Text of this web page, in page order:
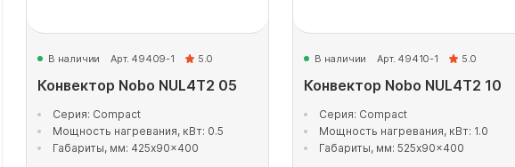
В наличии Арт. 49409-1 5.0
Конвектор Nobo NUL4T2 05
Серия: Compact
Мощность нагревания, кВт: 0.5
Габариты, мм: 425x90x400
В наличии Арт. 49410-1 5.0
Конвектор Nobo NUL4T2 10
Серия: Compact
Мощность нагревания, кВт: 1.0
Габариты, мм: 525x90x400